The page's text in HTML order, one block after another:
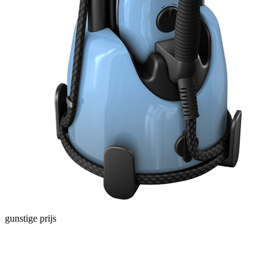
gunstige prijs